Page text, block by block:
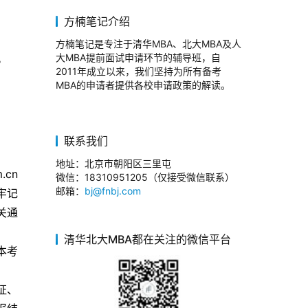
记
通
方楠笔记介绍
方楠笔记是专注于清华MBA、北大MBA及人
大MBA提前面试申请环节的辅导班，自
2011年成立以来，我们坚持为所有备考
MBA的申请者提供各校申请政策的解读。
联系我们
地址：北京市朝阳区三里屯
微信：18310951205（仅接受微信联系）
邮箱： bj@fnbj.com
清华北大MBA都在关注的微信平台